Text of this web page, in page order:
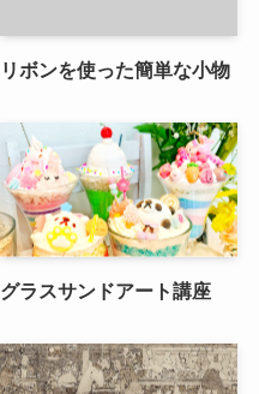
リボンを使った簡単な小物
グラスサンドアート講座